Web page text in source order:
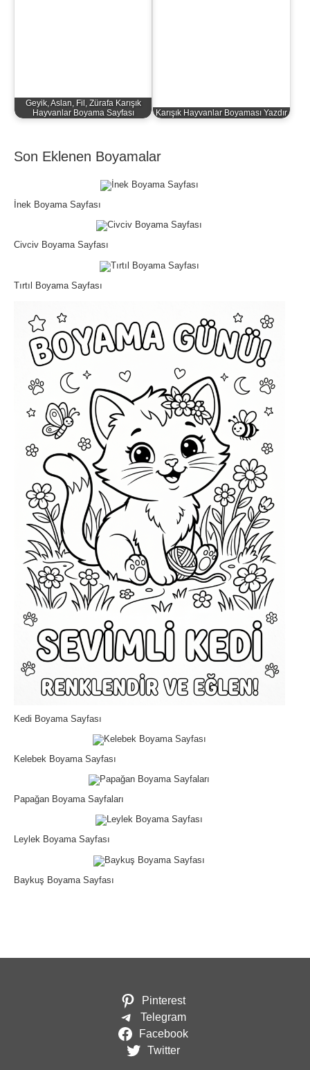
Geyik, Aslan, Fil, Zürafa Karışık
Hayvanlar Boyama Sayfası
Karışık Hayvanlar Boyaması Yazdır
Son Eklenen Boyamalar
İnek Boyama Sayfası
Civciv Boyama Sayfası
Tırtıl Boyama Sayfası
Kedi Boyama Sayfası
Kelebek Boyama Sayfası
Papağan Boyama Sayfaları
Leylek Boyama Sayfası
Baykuş Boyama Sayfası
Pinterest
Telegram
Facebook
Twitter